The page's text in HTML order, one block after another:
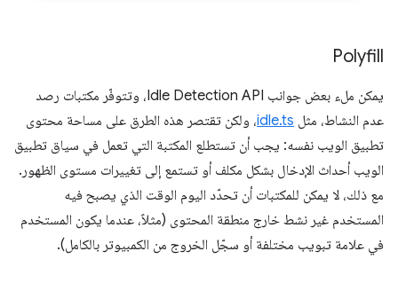
Polyfill
يمكن ملء بعض جوانب Idle Detection API، وتتوفّر مكتبات رصد
عدم النشاط، مثل idle.ts، ولكن تقتصر هذه الطرق على مساحة محتوى
تطبيق الويب نفسه: يجب أن تستطلع المكتبة التي تعمل في سياق تطبيق
الويب أحداث الإدخال بشكل مكلف أو تستمع إلى تغييرات مستوى الظهور.
مع ذلك، لا يمكن للمكتبات أن تحدّد اليوم الوقت الذي يصبح فيه
المستخدم غير نشط خارج منطقة المحتوى (مثلاً، عندما يكون المستخدم
في علامة تبويب مختلفة أو سجّل الخروج من الكمبيوتر بالكامل).